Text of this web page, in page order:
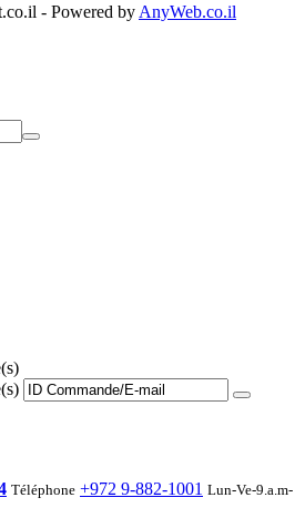
- Powered by AnyWeb.co.il
Téléphone +972 9-882-1001 Lun-Ve-9.a.m-